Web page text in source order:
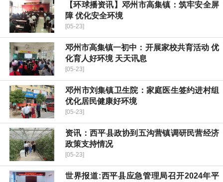
【环球播资讯】邓州市高集镇：筑牢安全屏
障 优化安全环境
[05-23]
邓州市高集镇一初中：开展家校共育活动 优
化育人好环境 天天讯息
[05-23]
邓州市刘集镇卫生院：家庭医生签约进村组
优化居民健康好环境
[05-23]
资讯：​西平县政协到五沟营镇调研民营经济
政策支持情况
[05-23]
世界报道:​西平县应急管理局召开2024年平